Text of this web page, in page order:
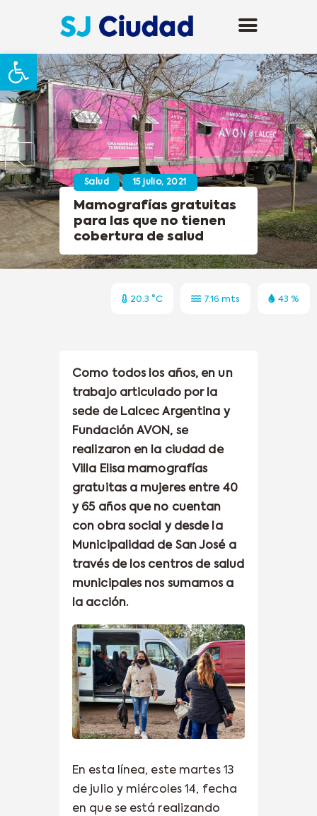
Abrir barra de herramientas
Salud 15 julio, 2021
Mamografías gratuitas
para las que no tienen
cobertura de salud
20.3 °C 7.16 mts 43 %
Como todos los años, en un
trabajo articulado por la
sede de Lalcec Argentina y
Fundación AVON, se
realizaron en la ciudad de
Villa Elisa mamografías
gratuitas a mujeres entre 40
y 65 años que no cuentan
con obra social y desde la
Municipalidad de San José a
través de los centros de salud
municipales nos sumamos a
la acción.
En esta línea, este martes 13
de julio y miércoles 14, fecha
en que se está realizando